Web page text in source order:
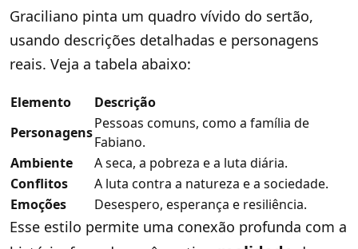
Graciliano pinta um quadro vívido do sertão,
usando descrições detalhadas e personagens
reais. Veja a tabela abaixo:
Elemento
Descrição
Personagens
Pessoas comuns, como a família de
Fabiano.
Ambiente
A seca, a pobreza e a luta diária.
Conflitos
A luta contra a natureza e a sociedade.
Emoções
Desespero, esperança e resiliência.
Esse estilo permite uma conexão profunda com a